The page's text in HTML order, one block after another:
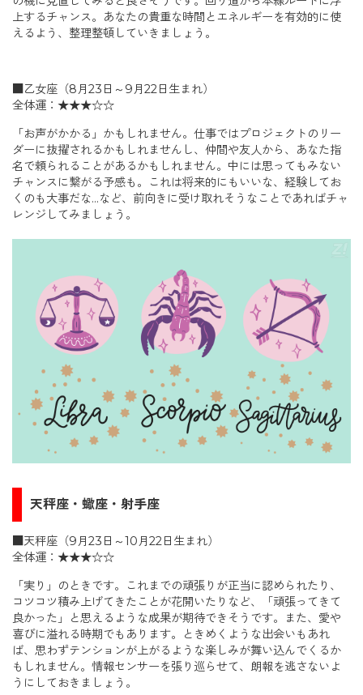
上するチャンス。あなたの貴重な時間とエネルギーを有効的に使
えるよう、整理整頓していきましょう。
■乙女座（8月23日～9月22日生まれ）
全体運：★★★☆☆
「お声がかかる」かもしれません。仕事ではプロジェクトのリー
ダーに抜擢されるかもしれませんし、仲間や友人から、あなた指
名で頼られることがあるかもしれません。中には思ってもみない
チャンスに繋がる予感も。これは将来的にもいいな、経験してお
くのも大事だな…など、前向きに受け取れそうなことであればチャ
レンジしてみましょう。
天秤座・蠍座・射手座
■天秤座（9月23日～10月22日生まれ）
全体運：★★★☆☆
「実り」のときです。これまでの頑張りが正当に認められたり、
コツコツ積み上げてきたことが花開いたりなど、「頑張ってきて
良かった」と思えるような成果が期待できそうです。また、愛や
喜びに溢れる時期でもあります。ときめくような出会いもあれ
ば、思わずテンションが上がるような楽しみが舞い込んでくるか
もしれません。情報センサーを張り巡らせて、朗報を逃さないよ
うにしておきましょう。